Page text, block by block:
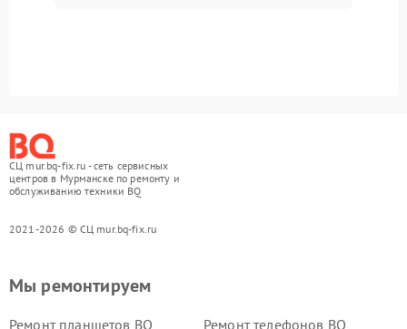
СЦ mur.bq-fix.ru - сеть сервисных
центров в Мурманске по ремонту и
обслуживанию техники BQ
2021-2026 © СЦ mur.bq-fix.ru
Мы ремонтируем
Ремонт планшетов BQ
Ремонт телефонов BQ